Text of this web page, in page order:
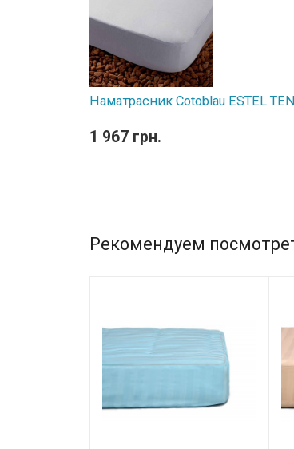
Наматрасник Cotoblau ESTEL
1 967 грн.
Рекомендуем